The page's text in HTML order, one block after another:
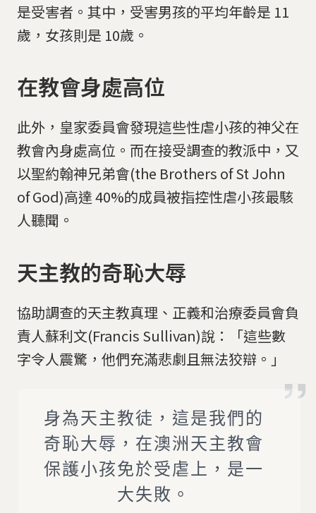
是受害者。其中，受害男孩的平均年齡是 11
歲，女孩則是 10歲。
在教會身處高位
此外，皇家委員會發現這些性虐小孩的神父在
教會內身處高位。而在接受調查的教派中，又
以聖約翰神兄弟會(the Brothers of St John
of God)高達 40%的成員被指控性虐小孩最駭
人聽聞。
天主教的奇恥大辱
協助調查的天主教真理、正義和治療委員會負
責人蘇利文(Francis Sullivan)說：「這些數
字令人震驚，他們充滿悲劇且無法狡辯。」
身為天主教徒，這是我們的
奇恥大辱，在澳洲天主教會
保護小孩免於受虐上，是一
大失敗。